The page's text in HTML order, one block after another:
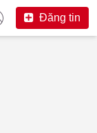
Đăng tin